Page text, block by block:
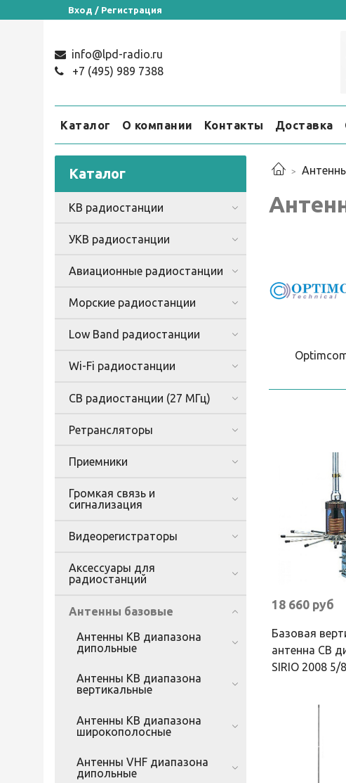
Вход / Регистрация
info@lpd-radio.ru
+7 (495) 989 7388
Каталог О компании Контакты Доставка
18 660 руб
Базовая
антенна CB
SIRIO 2008 5/8
Каталог
КВ радиостанции
УКВ радиостанции
Авиационные радиостанции
Морские радиостанции
Low Band радиостанции
Wi-Fi радиостанции
CB радиостанции (27 МГц)
Ретрансляторы
Приемники
Громкая связь и
сигнализация
Видеорегистраторы
Аксессуары для
радиостанций
Антенны базовые
Антенны КВ диапазона
дипольные
Антенны КВ диапазона
вертикальные
Антенны КВ диапазона
широкополосные
Антенны VHF диапазона
дипольные